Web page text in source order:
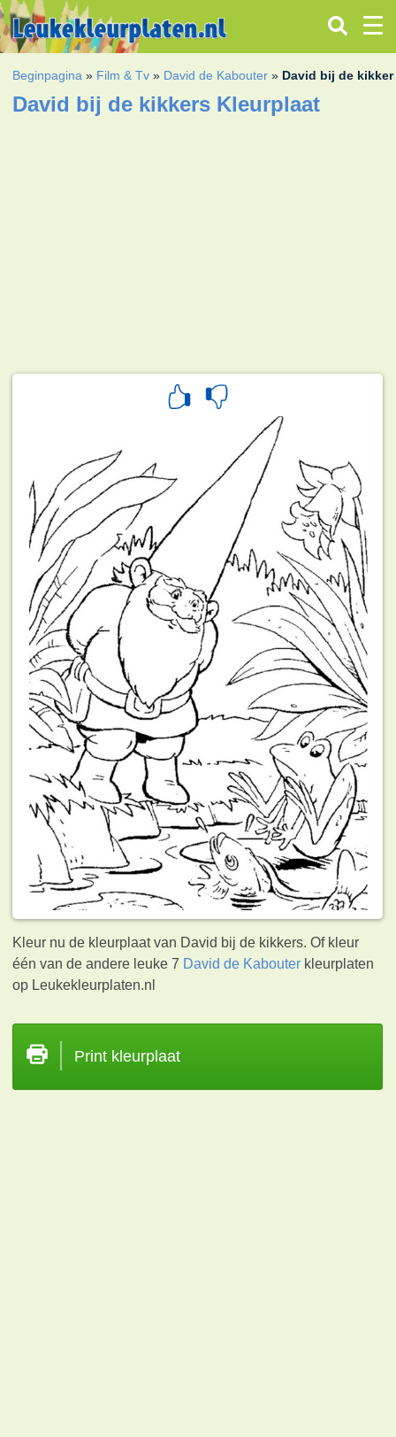
Beginpagina » Film & Tv » David de Kabouter » David bij de
David bij de kikkers Kleurplaat
Kleur nu de kleurplaat van David bij de kikkers. Of kleur
één van de andere leuke 7 David de Kabouter kleurplaten
op Leukekleurplaten.nl
Print kleurplaat